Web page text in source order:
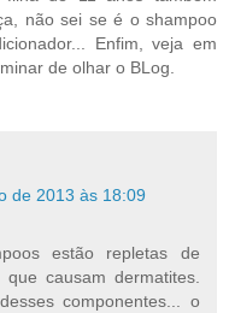
não sei se é o shampoo
Enfim, veja em
de olhar o BLog.
de 2013 às 18:09
estão repletas de
causam dermatites.
componentes... o